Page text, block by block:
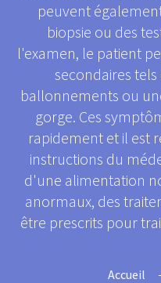
peuvent
biopsie ou des
l'examen, le patient
secondaires tels
ballonnements ou
gorge. Ces
rapidement et il est
instructions du
d'une alimentation
anormaux, des
être prescrits pour
Accueil